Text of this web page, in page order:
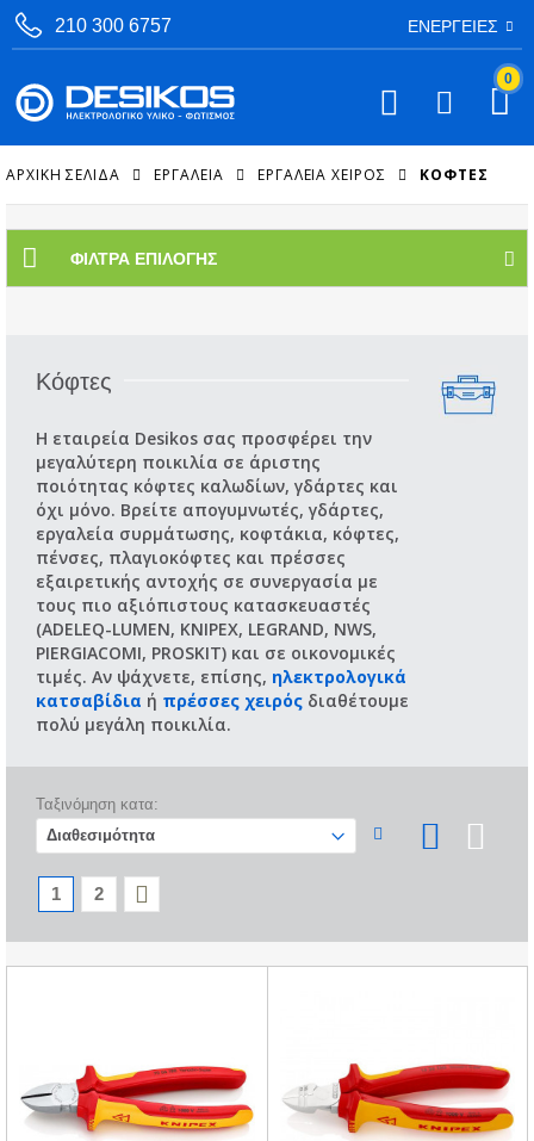
210 300 6757 ΕΝΈΡΓΕΙΕΣ
0
ΑΡΧΙΚΉ ΣΕΛΊΔΑ ΕΡΓΑΛΕΙΑ ΕΡΓΑΛΕΊΑ ΧΕΙΡΌΣ ΚΌΦΤΕΣ
ΦΊΛΤΡΑ ΕΠΙΛΟΓΉΣ
Κόφτες
Η εταιρεία Desikos σας προσφέρει την
μεγαλύτερη ποικιλία σε άριστης
ποιότητας κόφτες καλωδίων, γδάρτες και
όχι μόνο. Βρείτε απογυμνωτές, γδάρτες,
εργαλεία συρμάτωσης, κοφτάκια, κόφτες,
πένσες, πλαγιοκόφτες και πρέσσες
εξαιρετικής αντοχής σε συνεργασία με
τους πιο αξιόπιστους κατασκευαστές
(ADELEQ-LUMEN, KNIPEX, LEGRAND, NWS,
PIERGIACOMI, PROSKIT) και σε οικονομικές
τιμές. Αν ψάχνετε, επίσης, ηλεκτρολογικά
κατσαβίδια ή πρέσσες χειρός διαθέτουμε
πολύ μεγάλη ποικιλία.
Ταξινόμηση κατα:
1 2